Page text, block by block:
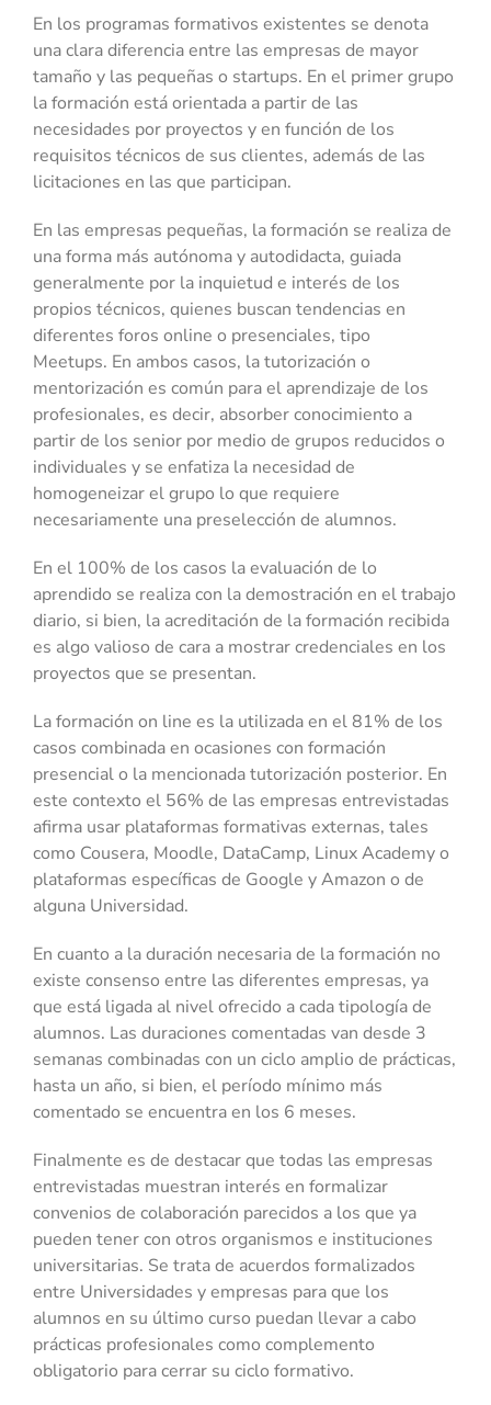
En los programas formativos existentes se denota
una clara diferencia entre las empresas de mayor
tamaño y las pequeñas o startups. En el primer grupo
la formación está orientada a partir de las
necesidades por proyectos y en función de los
requisitos técnicos de sus clientes, además de las
licitaciones en las que participan.
En las empresas pequeñas, la formación se realiza de
una forma más autónoma y autodidacta, guiada
generalmente por la inquietud e interés de los
propios técnicos, quienes buscan tendencias en
diferentes foros online o presenciales, tipo
Meetups. En ambos casos, la tutorización o
mentorización es común para el aprendizaje de los
profesionales, es decir, absorber conocimiento a
partir de los senior por medio de grupos reducidos o
individuales y se enfatiza la necesidad de
homogeneizar el grupo lo que requiere
necesariamente una preselección de alumnos.
En el 100% de los casos la evaluación de lo
aprendido se realiza con la demostración en el trabajo
diario, si bien, la acreditación de la formación recibida
es algo valioso de cara a mostrar credenciales en los
proyectos que se presentan.
La formación on line es la utilizada en el 81% de los
casos combinada en ocasiones con formación
presencial o la mencionada tutorización posterior. En
este contexto el 56% de las empresas entrevistadas
afirma usar plataformas formativas externas, tales
como Cousera, Moodle, DataCamp, Linux Academy o
plataformas específicas de Google y Amazon o de
alguna Universidad.
En cuanto a la duración necesaria de la formación no
existe consenso entre las diferentes empresas, ya
que está ligada al nivel ofrecido a cada tipología de
alumnos. Las duraciones comentadas van desde 3
semanas combinadas con un ciclo amplio de prácticas,
hasta un año, si bien, el período mínimo más
comentado se encuentra en los 6 meses.
Finalmente es de destacar que todas las empresas
entrevistadas muestran interés en formalizar
convenios de colaboración parecidos a los que ya
pueden tener con otros organismos e instituciones
universitarias. Se trata de acuerdos formalizados
entre Universidades y empresas para que los
alumnos en su último curso puedan llevar a cabo
prácticas profesionales como complemento
obligatorio para cerrar su ciclo formativo.